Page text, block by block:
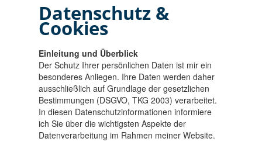
Datenschutz &
Cookies
Einleitung und Überblick
Der Schutz Ihrer persönlichen Daten ist mir ein
besonderes Anliegen. Ihre Daten werden daher
ausschließlich auf Grundlage der gesetzlichen
Bestimmungen (DSGVO, TKG 2003) verarbeitet.
In diesen Datenschutzinformationen informiere
ich Sie über die wichtigsten Aspekte der
Datenverarbeitung im Rahmen meiner Website.